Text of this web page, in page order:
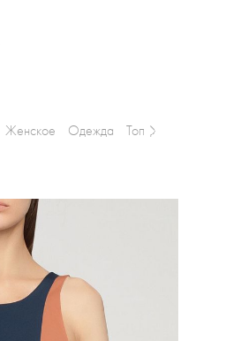
Женское Одежда Топ